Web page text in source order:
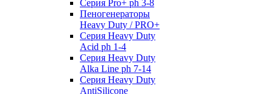
Серия Pro+ ph 3-8
Пеногенераторы
Heavy Duty / PRO+
Серия Heavy Duty
Acid ph 1-4
Серия Heavy Duty
Alka Line ph 7-14
Серия Heavy Duty
AntiSilicone